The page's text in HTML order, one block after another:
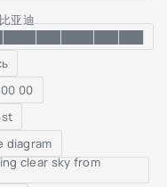
亚迪
00
diagram
clear sky from